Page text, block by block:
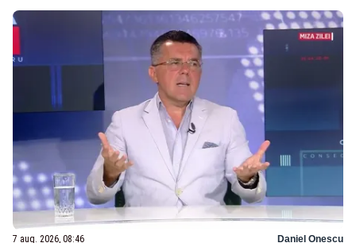
7 aug. 2026, 08:46 Daniel Onescu